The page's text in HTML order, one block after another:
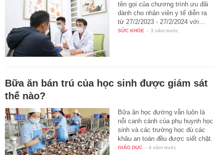
tên gọi của chương trình ưu đãi
dành cho nhân viên y tế diễn ra
từ 27/2/2023 - 27/2/2024 với…
SỨC KHỎE - 3 năm trước
Bữa ăn bán trú của học sinh được giám sát
thế nào?
Bữa ăn học đường vẫn luôn là
nỗi canh cánh của phụ huynh học
sinh và các trường học dù các
khâu an toàn đều được siết chặt.
GIÁO DỤC - 4 năm trước